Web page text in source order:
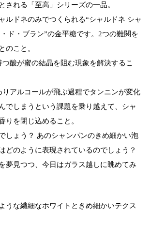
される「至高」シリーズの一品。
ルドネのみでつくられる“シャルドネ シャ
ド・ブラン”の金平糖です。2つの難関を
のこと。
酸が蜜の結晶を阻む現象を解決するこ
りアルコールが飛ぶ過程でタンニンが変化
でしまうという課題を乗り越えて、シャ
りを閉じ込めること。
しょう？ あのシャンパンのきめ細かい泡
どのように表現されているのでしょう？
夢見つつ、今日はガラス越しに眺めてみ
うな繊細なホワイトときめ細かいテクス